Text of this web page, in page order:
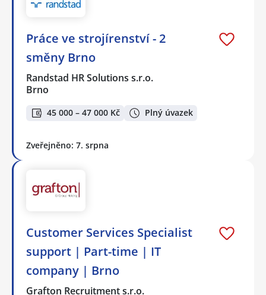
Práce ve strojírenství - 2
směny Brno
Randstad HR Solutions s.r.o.
Brno
45 000 – 47 000 Kč Plný úvazek
Zveřejněno: 7. srpna
Customer Services Specialist
support | Part-time | IT
company | Brno
Grafton Recruitment s.r.o.